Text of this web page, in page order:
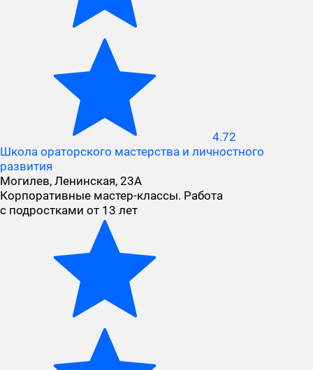
4.72
Школа ораторского мастерства и личностного
развития
Могилев, Ленинская, 23А
Корпоративные мастер-классы. Работа
с подростками от 13 лет